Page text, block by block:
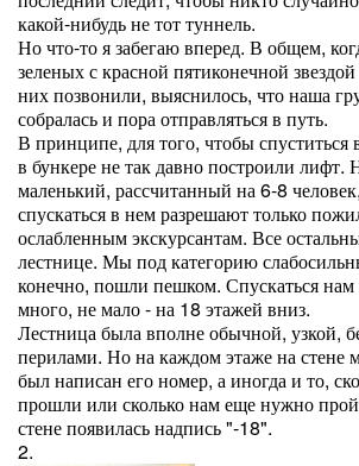
какой-нибудь не тот туннель.
Но что-то я забегаю вперед. В общем,
зеленых с красной пятиконечной
них позвонили, выяснилось, что наша
собралась и пора отправляться в путь.
В принципе, для того, чтобы спуститься
в бункере не так давно построили лифт.
маленький, рассчитанный на 6-8
спускаться в нем разрешают только
ослабленным экскурсантам. Все
лестнице. Мы под категорию
конечно, пошли пешком. Спускаться нам
много, не мало - на 18 этажей вниз.
Лестница была вполне обычной, узкой,
перилами. Но на каждом этаже на стене
был написан его номер, а иногда и то,
прошли или сколько нам еще нужно
стене появилась надпись "-18".
2.